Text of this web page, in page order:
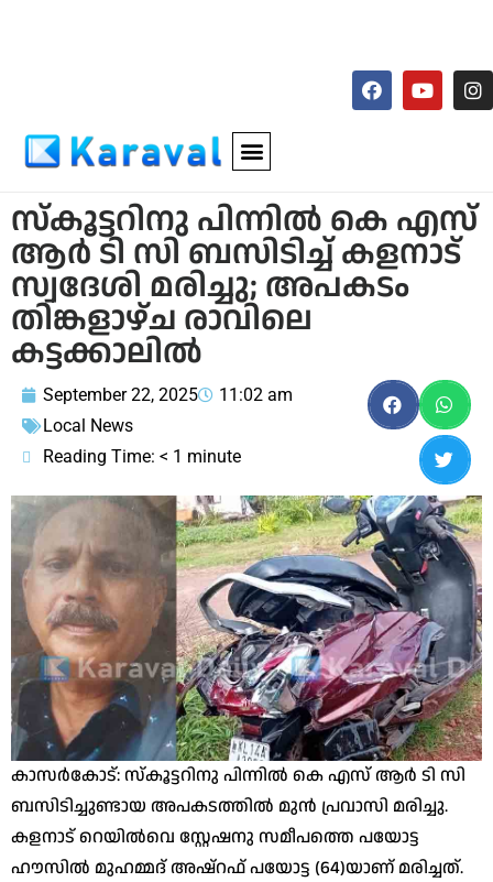
സ്‌കൂട്ടറിനു പിന്നില്‍ കെ എസ്
ആര്‍ ടി സി ബസിടിച്ച് കളനാട്
സ്വദേശി മരിച്ചു; അപകടം
തിങ്കളാഴ്ച രാവിലെ
കട്ടക്കാലില്‍
September 22, 2025
11:02 am
Local News
Reading Time: < 1 minute
കാസര്‍കോട്: സ്‌കൂട്ടറിനു പിന്നില്‍ കെ എസ് ആര്‍ ടി സി
ബസിടിച്ചുണ്ടായ അപകടത്തില്‍ മുന്‍ പ്രവാസി മരിച്ചു.
കളനാട് റെയില്‍വെ സ്റ്റേഷനു സമീപത്തെ പയോട്ട
ഹൗസില്‍ മുഹമ്മദ് അഷ്‌റഫ് പയോട്ട (64)യാണ് മരിച്ചത്.